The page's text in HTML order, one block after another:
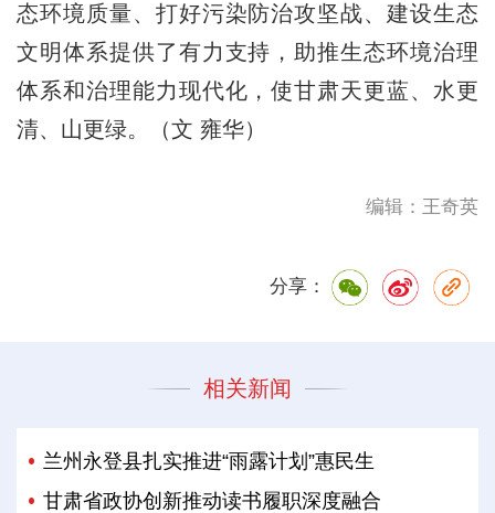
态环境质量、打好污染防治攻坚战、建设生态
文明体系提供了有力支持，助推生态环境治理
体系和治理能力现代化，使甘肃天更蓝、水更
清、山更绿。（文 雍华）
编辑：王奇英
分享：
相关新闻
兰州永登县扎实推进“雨露计划”惠民生
甘肃省政协创新推动读书履职深度融合